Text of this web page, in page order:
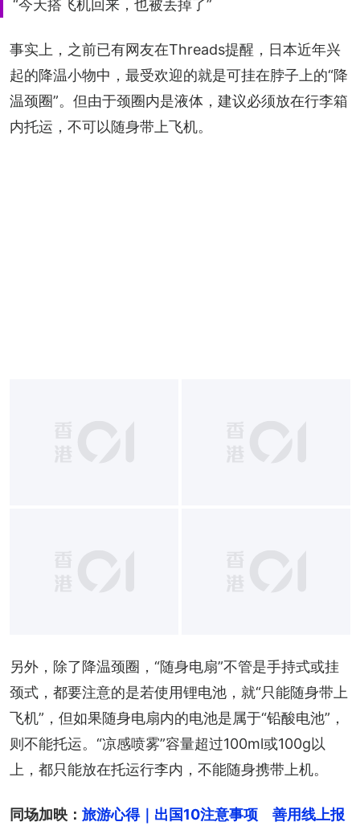
“今天搭飞机回来，也被丢掉了”
事实上，之前已有网友在Threads提醒，日本近年兴
起的降温小物中，最受欢迎的就是可挂在脖子上的“降
温颈圈”。但由于颈圈内是液体，建议必须放在行李箱
内托运，不可以随身带上飞机。
另外，除了降温颈圈，“随身电扇”不管是手持式或挂
颈式，都要注意的是若使用锂电池，就“只能随身带上
飞机”，但如果随身电扇内的电池是属于“铅酸电池”，
则不能托运。“凉感喷雾”容量超过100ml或100g以
上，都只能放在托运行李内，不能随身携带上机。
同场加映： 旅游心得｜出国10注意事项　善用线上报